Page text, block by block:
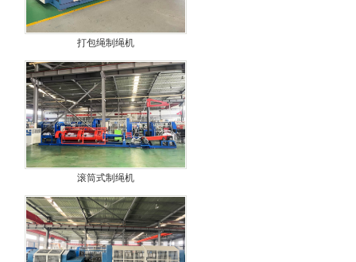
打包绳制绳机
滚筒式制绳机